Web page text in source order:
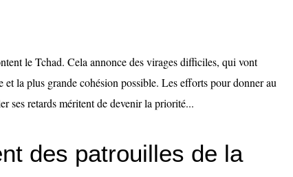
le Tchad. Cela annonce des virages difficiles, qui vont
et la plus grande cohésion possible. Les efforts pour donner au
ses retards méritent de devenir la priorité...
des patrouilles de la